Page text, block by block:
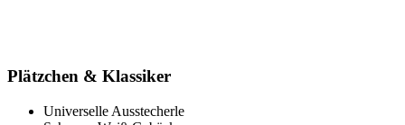
Plätzchen & Klassiker
Universelle Ausstecherle